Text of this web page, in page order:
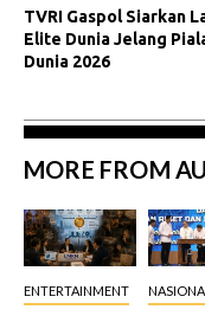
TVRI Gaspol Siarkan
Elite Dunia Jelang
Dunia 2026
MORE FROM
ENTERTAINMENT